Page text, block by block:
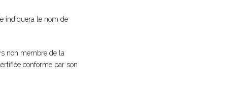
indiquera le nom de
non membre de la
conforme par son